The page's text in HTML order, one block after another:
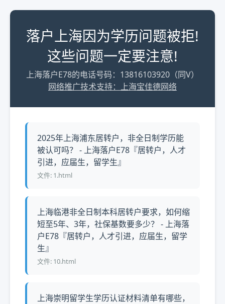
落户上海因为学历问题被拒!
这些问题一定要注意!
上海落户E78的电话号码：13816103920（同V）
网络推广技术支持：上海宝佳德网络
2025年上海浦东居转户，非全日制学历能
被认可吗？ - 上海落户E78『居转户，人才
引进，应届生，留学生』
文件: 1.html
上海临港非全日制本科居转户要求，如何缩
短至5年、3年，社保基数要多少？ - 上海落
户E78『居转户，人才引进，应届生，留学
生』
文件: 10.html
上海崇明留学生学历认证材料清单有哪些，